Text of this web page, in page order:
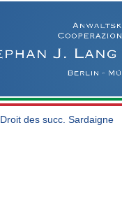
Droit des succ. Sardaigne